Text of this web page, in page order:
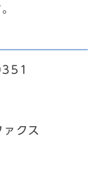
クス